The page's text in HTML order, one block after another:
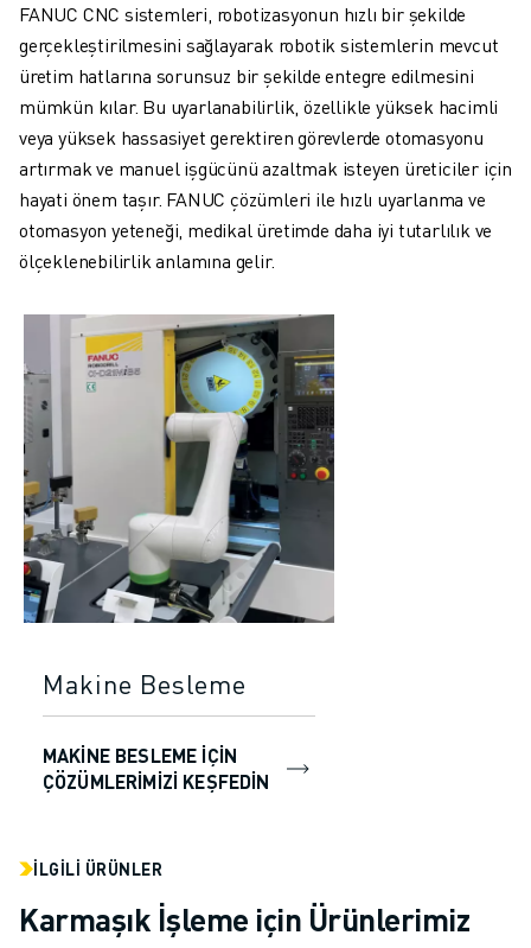
FANUC CNC sistemleri, robotizasyonun hızlı bir şekilde
gerçekleştirilmesini sağlayarak robotik sistemlerin mevcut
üretim hatlarına sorunsuz bir şekilde entegre edilmesini
mümkün kılar. Bu uyarlanabilirlik, özellikle yüksek hacimli
veya yüksek hassasiyet gerektiren görevlerde otomasyonu
artırmak ve manuel işgücünü azaltmak isteyen üreticiler için
hayati önem taşır. FANUC çözümleri ile hızlı uyarlanma ve
otomasyon yeteneği, medikal üretimde daha iyi tutarlılık ve
ölçeklenebilirlik anlamına gelir.
Makine Besleme
MAKINE BESLEME IÇIN
ÇÖZÜMLERIMIZI KEŞFEDIN
İLGILI ÜRÜNLER
Karmaşık İşleme için Ürünlerimiz